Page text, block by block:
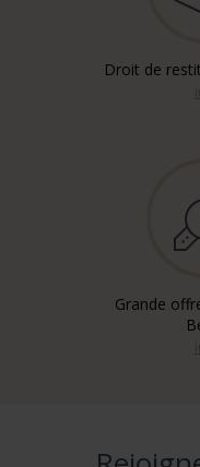
Droit de
Grande